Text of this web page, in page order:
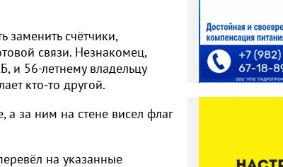
заменить счётчики,
связи. Незнакомец,
и 56-летнему владельцу
кто-то другой.
за ним на стене висел флаг
на указанные